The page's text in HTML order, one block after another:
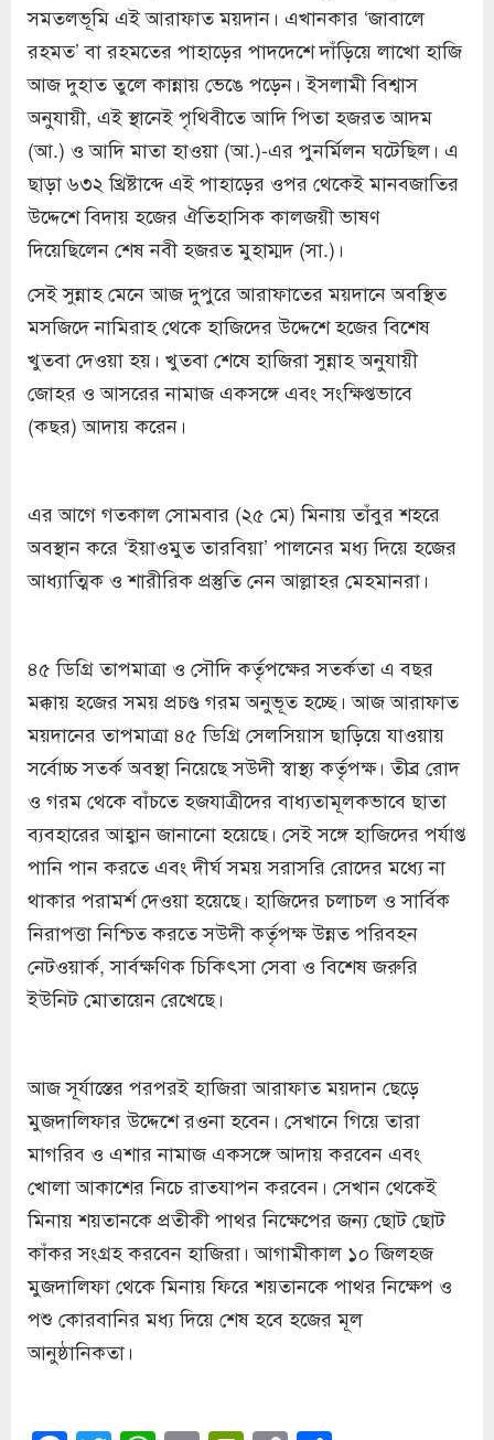
সমতলভূমি এই আরাফাত ময়দান। এখানকার ‘জাবালে
রহমত’ বা রহমতের পাহাড়ের পাদদেশে দাঁড়িয়ে লাখো হাজি
আজ দুহাত তুলে কান্নায় ভেঙে পড়েন। ইসলামী বিশ্বাস
অনুযায়ী, এই স্থানেই পৃথিবীতে আদি পিতা হজরত আদম
(আ.) ও আদি মাতা হাওয়া (আ.)-এর পুনর্মিলন ঘটেছিল। এ
ছাড়া ৬৩২ খ্রিষ্টাব্দে এই পাহাড়ের ওপর থেকেই মানবজাতির
উদ্দেশে বিদায় হজের ঐতিহাসিক কালজয়ী ভাষণ
দিয়েছিলেন শেষ নবী হজরত মুহাম্মদ (সা.)।
সেই সুন্নাহ মেনে আজ দুপুরে আরাফাতের ময়দানে অবস্থিত
মসজিদে নামিরাহ থেকে হাজিদের উদ্দেশে হজের বিশেষ
খুতবা দেওয়া হয়। খুতবা শেষে হাজিরা সুন্নাহ অনুযায়ী
জোহর ও আসরের নামাজ একসঙ্গে এবং সংক্ষিপ্তভাবে
(কছর) আদায় করেন।
এর আগে গতকাল সোমবার (২৫ মে) মিনায় তাঁবুর শহরে
অবস্থান করে ‘ইয়াওমুত তারবিয়া’ পালনের মধ্য দিয়ে হজের
আধ্যাত্মিক ও শারীরিক প্রস্তুতি নেন আল্লাহর মেহমানরা।
৪৫ ডিগ্রি তাপমাত্রা ও সৌদি কর্তৃপক্ষের সতর্কতা এ বছর
মক্কায় হজের সময় প্রচণ্ড গরম অনুভূত হচ্ছে। আজ আরাফাত
ময়দানের তাপমাত্রা ৪৫ ডিগ্রি সেলসিয়াস ছাড়িয়ে যাওয়ায়
সর্বোচ্চ সতর্ক অবস্থা নিয়েছে সউদী স্বাস্থ্য কর্তৃপক্ষ। তীব্র রোদ
ও গরম থেকে বাঁচতে হজযাত্রীদের বাধ্যতামূলকভাবে ছাতা
ব্যবহারের আহ্বান জানানো হয়েছে। সেই সঙ্গে হাজিদের পর্যাপ্ত
পানি পান করতে এবং দীর্ঘ সময় সরাসরি রোদের মধ্যে না
থাকার পরামর্শ দেওয়া হয়েছে। হাজিদের চলাচল ও সার্বিক
নিরাপত্তা নিশ্চিত করতে সউদী কর্তৃপক্ষ উন্নত পরিবহন
নেটওয়ার্ক, সার্বক্ষণিক চিকিৎসা সেবা ও বিশেষ জরুরি
ইউনিট মোতায়েন রেখেছে।
আজ সূর্যাস্তের পরপরই হাজিরা আরাফাত ময়দান ছেড়ে
মুজদালিফার উদ্দেশে রওনা হবেন। সেখানে গিয়ে তারা
মাগরিব ও এশার নামাজ একসঙ্গে আদায় করবেন এবং
খোলা আকাশের নিচে রাতযাপন করবেন। সেখান থেকেই
মিনায় শয়তানকে প্রতীকী পাথর নিক্ষেপের জন্য ছোট ছোট
কাঁকর সংগ্রহ করবেন হাজিরা। আগামীকাল ১০ জিলহজ
মুজদালিফা থেকে মিনায় ফিরে শয়তানকে পাথর নিক্ষেপ ও
পশু কোরবানির মধ্য দিয়ে শেষ হবে হজের মূল
আনুষ্ঠানিকতা।